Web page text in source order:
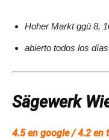
Hoher Markt ggü 8,
abierto todos los
Sägewerk
4.5 en google / 4.2 en